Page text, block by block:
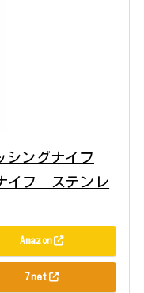
シングナイフ
イフ ステンレ
Amazon
7net